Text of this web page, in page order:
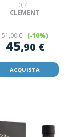
0,7 L
CLEMENT
51,00 € (-10%)
45,90 €
ACQUISTA